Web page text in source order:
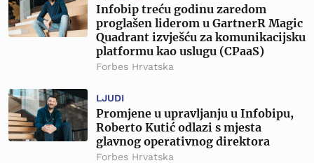
Infobip treću godinu zaredom
proglašen liderom u GartnerR Magic
Quadrant izvješću za komunikacijsku
platformu kao uslugu (CPaaS)
Forbes Hrvatska
LJUDI
Promjene u upravljanju u Infobipu,
Roberto Kutić odlazi s mjesta
glavnog operativnog direktora
Forbes Hrvatska